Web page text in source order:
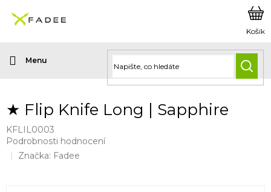
obsah
★ Flip Knife Long | Sapphire
KFLIL0003
Průměrné
hodnocení
Podrobnosti hodnocení
Značka: Fadee